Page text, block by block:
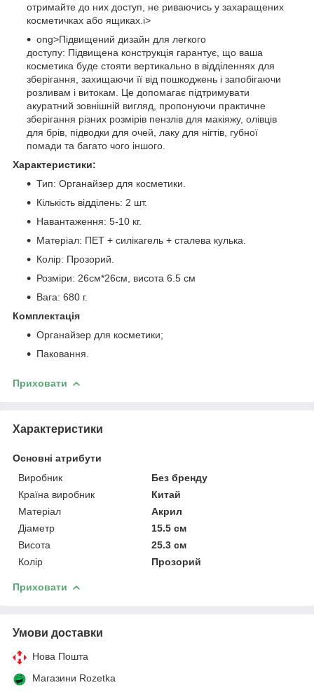
отримайте до них доступ, не риваючись у захаращених
косметичках або ящиках.i>
ong>Підвищений дизайн для легкого
доступу: Підвищена конструкція гарантує, що ваша
косметика буде стояти вертикально в відділеннях для
зберігання, захищаючи її від пошкоджень і запобігаючи
розливам і витокам. Це допомагає підтримувати
акуратний зовнішній вигляд, пропонуючи практичне
зберігання різних розмірів пензлів для макіяжу, олівців
для брів, підводки для очей, лаку для нігтів, губної
помади та багато чого іншого.
Характеристики:
Тип: Органайзер для косметики.
Кількість відділень: 2 шт.
Навантаження: 5-10 кг.
Матеріал: ПЕТ + силікагель + сталева кулька.
Колір: Прозорий.
Розміри: 26см*26см, висота 6.5 см
Вага: 680 г.
Комплектація
Органайзер для косметики;
Паковання.
Приховати
Характеристики
Основні атрибути
Виробник
Без бренду
Країна виробник
Китай
Матеріал
Акрил
Діаметр
15.5 см
Висота
25.3 см
Колір
Прозорий
Приховати
Умови доставки
Нова Пошта
Магазини Rozetka